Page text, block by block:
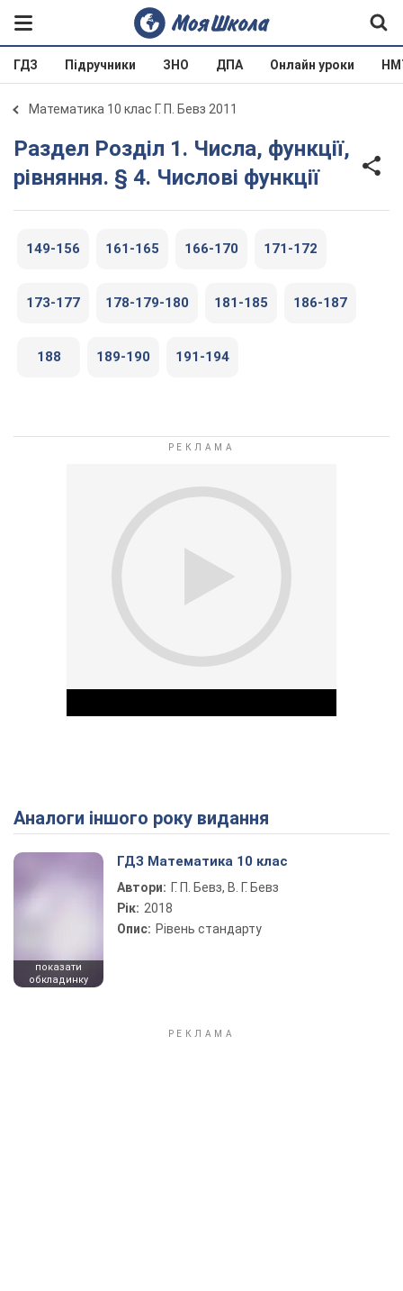
ГДЗ Підручники ЗНО ДПА Онлайн уроки
Математика 10 клас Г. П. Бевз 2011
Раздел Розділ 1. Числа, функції,
рівняння. § 4. Числові функції
149-156 161-165 166-170 171-172
173-177 178-179-180 181-185 186-187
188 189-190 191-194
Play Video
Аналоги іншого року видання
показати
обкладинку
ГДЗ Математика 10 клас
Автори: Г. П. Бевз, В. Г. Бевз
Рік: 2018
Опис: Рівень стандарту